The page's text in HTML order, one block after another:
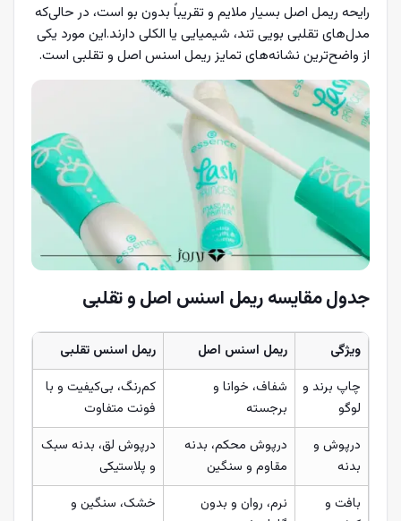
رایحه ریمل اصل بسیار ملایم و تقریباً بدون بو است، در حالی‌که
مدل‌های تقلبی بویی تند، شیمیایی یا الکلی دارند.این مورد یکی
از واضح‌ترین نشانه‌های تمایز ریمل اسنس اصل و تقلبی است.
جدول مقایسه ریمل اسنس اصل و تقلبی
ویژگی ریمل اسنس اصل
ریمل اسنس تقلبی
چاپ برند و
لوگو
شفاف، خوانا و
برجسته
کم‌رنگ، بی‌کیفیت و با
فونت متفاوت
درپوش و
بدنه
درپوش محکم، بدنه
مقاوم و سنگین
درپوش لق، بدنه سبک
و پلاستیکی
بافت و
نرم، روان و بدون
خشک، سنگین و